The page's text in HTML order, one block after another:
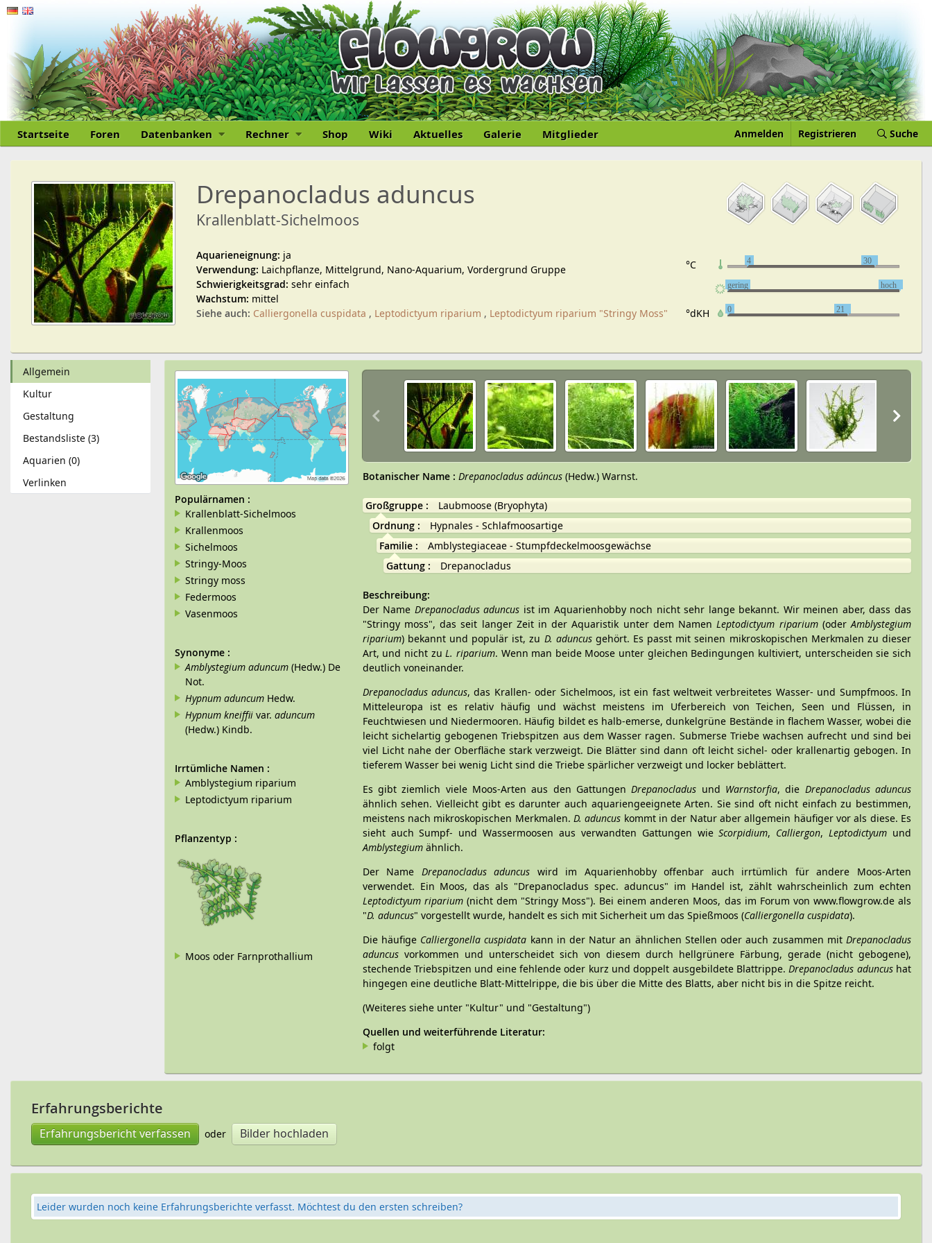
Startseite Foren Datenbanken Rechner Shop Wiki Aktuelles Galerie Mitglieder Anmelden Registrieren Suche
Drepanocladus aduncus
Krallenblatt-Sichelmoos
°C 4 30
gering hoch
°dKH 0 21
Aquarieneignung: ja
Verwendung: Laichpflanze, Mittelgrund, Nano-Aquarium, Vordergrund Gruppe
Schwierigkeitsgrad: sehr einfach
Wachstum: mittel
Siehe auch: Calliergonella cuspidata , Leptodictyum riparium , Leptodictyum riparium "Stringy Moss"
Allgemein
Kultur
Gestaltung
Bestandsliste (3)
Aquarien (0)
Verlinken
Populärnamen :
Krallenblatt-Sichelmoos
Krallenmoos
Sichelmoos
Stringy-Moos
Stringy moss
Federmoos
Vasenmoos
Synonyme :
Amblystegium aduncum (Hedw.) De
Not.
Hypnum aduncum Hedw.
Hypnum kneiffii var.aduncum
(Hedw.) Kindb.
Irrtümliche Namen :
Amblystegium riparium
Leptodictyum riparium
Pflanzentyp :
Moos oder Farnprothallium
Botanischer Name : Drepanocladus adúncus(Hedw.) Warnst.
Großgruppe :
Laubmoose (Bryophyta)
Ordnung :
Hypnales - Schlafmoosartige
Familie :
Amblystegiaceae - Stumpfdeckelmoosgewächse
Gattung : Drepanocladus
Beschreibung:
Der Name Drepanocladus aduncus ist im Aquarienhobby noch nicht sehr lange bekannt. Wir meinen aber, dass das
"Stringy moss", das seit langer Zeit in der Aquaristik unter dem NamenLeptodictyum riparium(oderAmblystegium
riparium) bekannt und populär ist, zu D. aduncusgehört. Es passt mit seinen mikroskopischen Merkmalen zu dieser
Art, und nicht zuL. riparium. Wenn man beide Moose unter gleichen Bedingungen kultiviert, unterscheiden sie sich
deutlich voneinander.
Drepanocladus aduncus, das Krallen- oder Sichelmoos, ist ein fast weltweit verbreitetes Wasser- und Sumpfmoos. In
Mitteleuropa ist es relativ häufig und wächst meistens im Uferbereich von Teichen, Seen und Flüssen, in
Feuchtwiesen und Niedermooren. Häufig bildet es halb-emerse, dunkelgrüne Bestände in flachem Wasser, wobei die
leicht sichelartig gebogenen Triebspitzen aus dem Wasser ragen. Submerse Triebe wachsen aufrecht und sind bei
viel Licht nahe der Oberfläche stark verzweigt. Die Blätter sind dann oft leicht sichel- oder krallenartig gebogen. In
tieferem Wasser bei wenig Licht sind die Triebe spärlicher verzweigt und locker beblättert.
Es gibt ziemlich viele Moos-Arten aus den GattungenDrepanocladus und Warnstorfia, die Drepanocladus aduncus
ähnlich sehen. Vielleicht gibt es darunter auch aquariengeeignete Arten. Sie sind oft nicht einfach zu bestimmen,
meistens nach mikroskopischen Merkmalen.D. aduncus kommt in der Natur aber allgemein häufiger vor als diese. Es
sieht auch Sumpf- und Wassermoosen aus verwandten Gattungen wieScorpidium, Calliergon,Leptodictyum und
Amblystegiumähnlich.
Der Name Drepanocladus aduncus wird im Aquarienhobby offenbar auch irrtümlich für andere Moos-Arten
verwendet. Ein Moos, das als "Drepanocladus spec. aduncus" im Handel ist, zählt wahrscheinlich zum echten
Leptodictyum riparium(nicht dem "Stringy Moss"). Bei einem anderen Moos, das im Forum von www.flowgrow.de als
"D. aduncus" vorgestellt wurde, handelt es sich mit Sicherheit um das Spießmoos (Calliergonella cuspidata).
Die häufige Calliergonella cuspidata kann in der Natur an ähnlichen Stellen oder auch zusammen mit Drepanocladus
aduncusvorkommen und unterscheidet sich von diesem durch hellgrünere Färbung, gerade (nicht gebogene),
stechende Triebspitzen und eine fehlende oder kurz und doppelt ausgebildete Blattrippe.Drepanocladus aduncushat
hingegen eine deutliche Blatt-Mittelrippe, die bis über die Mitte des Blatts, aber nicht bis in die Spitze reicht.
(Weiteres siehe unter "Kultur" und "Gestaltung")
Quellen und weiterführende Literatur:
folgt
Erfahrungsberichte
Erfahrungsbericht verfassen oder Bilder hochladen
Leider wurden noch keine Erfahrungsberichte verfasst. Möchtest du den ersten schreiben?